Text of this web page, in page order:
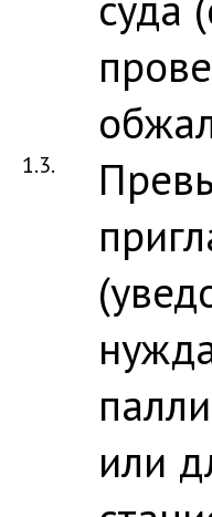
1.3.
или